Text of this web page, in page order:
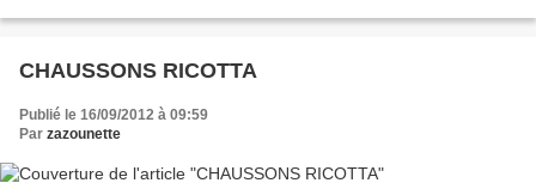
CHAUSSONS RICOTTA
Publié le 16/09/2012 à 09:59
Par zazounette